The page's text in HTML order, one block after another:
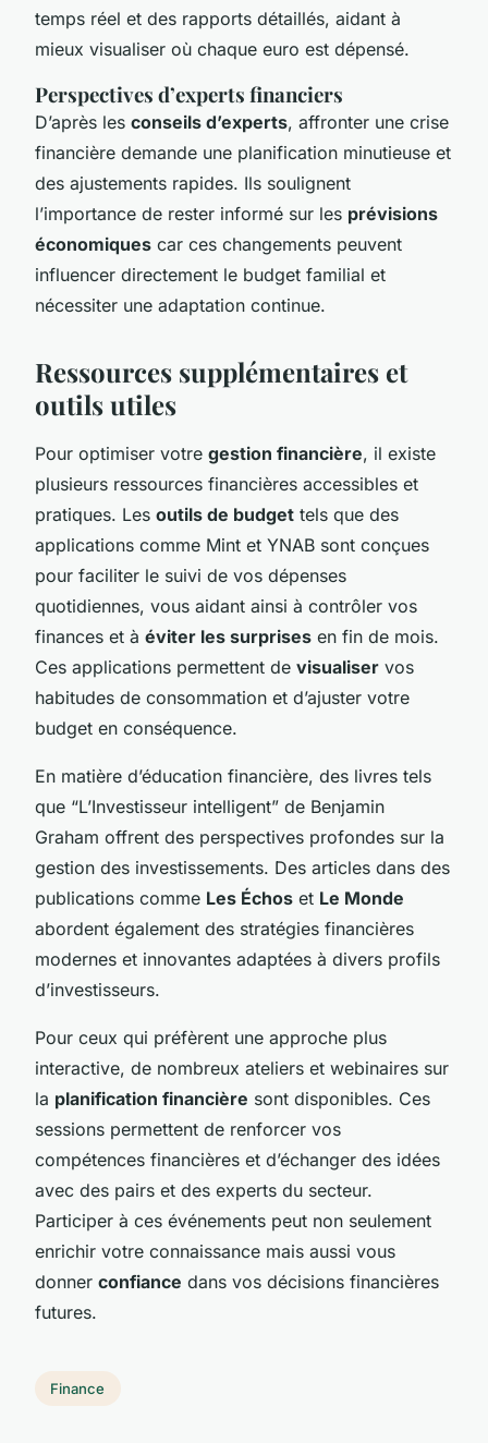
temps réel et des rapports détaillés, aidant à
mieux visualiser où chaque euro est dépensé.
Perspectives d’experts financiers
D’après les conseils d’experts, affronter une crise
financière demande une planification minutieuse et
des ajustements rapides. Ils soulignent
l’importance de rester informé sur les prévisions
économiques car ces changements peuvent
influencer directement le budget familial et
nécessiter une adaptation continue.
Ressources supplémentaires et
outils utiles
Pour optimiser votre gestion financière, il existe
plusieurs ressources financières accessibles et
pratiques. Les outils de budget tels que des
applications comme Mint et YNAB sont conçues
pour faciliter le suivi de vos dépenses
quotidiennes, vous aidant ainsi à contrôler vos
finances et à éviter les surprises en fin de mois.
Ces applications permettent de visualiser vos
habitudes de consommation et d’ajuster votre
budget en conséquence.
En matière d’éducation financière, des livres tels
que “L’Investisseur intelligent” de Benjamin
Graham offrent des perspectives profondes sur la
gestion des investissements. Des articles dans des
publications comme Les Échos et Le Monde
abordent également des stratégies financières
modernes et innovantes adaptées à divers profils
d’investisseurs.
Pour ceux qui préfèrent une approche plus
interactive, de nombreux ateliers et webinaires sur
la planification financière sont disponibles. Ces
sessions permettent de renforcer vos
compétences financières et d’échanger des idées
avec des pairs et des experts du secteur.
Participer à ces événements peut non seulement
enrichir votre connaissance mais aussi vous
donner confiance dans vos décisions financières
futures.
Finance